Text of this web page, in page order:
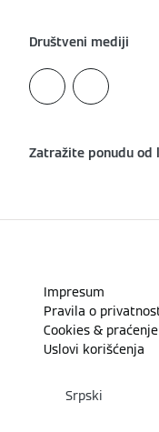
Društveni mediji
Zatražite ponudu
Impresum
Pravila o
Cookies & praćenje
Uslovi korišćenja
Srpski